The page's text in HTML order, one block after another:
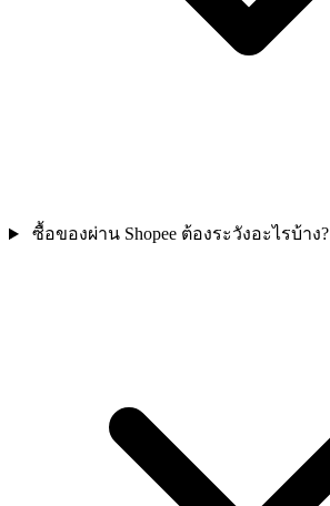
ซื้อของผ่าน Shopee ต้องระวังอะไรบ้าง?